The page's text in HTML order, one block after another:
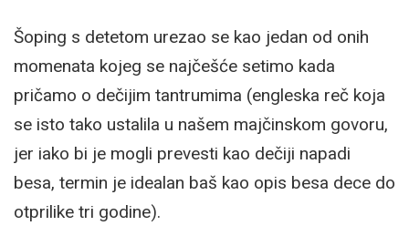
Šoping s detetom urezao se kao jedan od onih
momenata kojeg se najčešće setimo kada
pričamo o dečijim tantrumima (engleska reč koja
se isto tako ustalila u našem majčinskom govoru,
jer iako bi je mogli prevesti kao dečiji napadi
besa, termin je idealan baš kao opis besa dece do
otprilike tri godine).